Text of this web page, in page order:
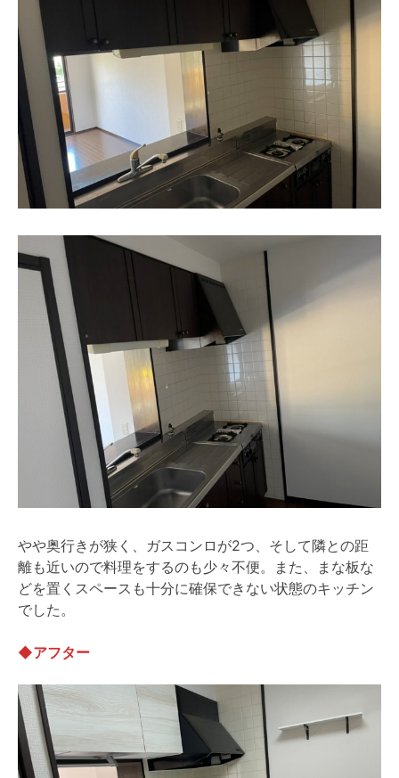
やや奥行きが狭く、ガスコンロが2つ、そして隣との距
離も近いので料理をするのも少々不便。また、まな板な
どを置くスペースも十分に確保できない状態のキッチン
でした。
◆アフター